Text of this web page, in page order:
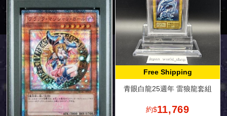
Free Shipping
青眼白龍25週年 雷狼龍套組
約$11,769